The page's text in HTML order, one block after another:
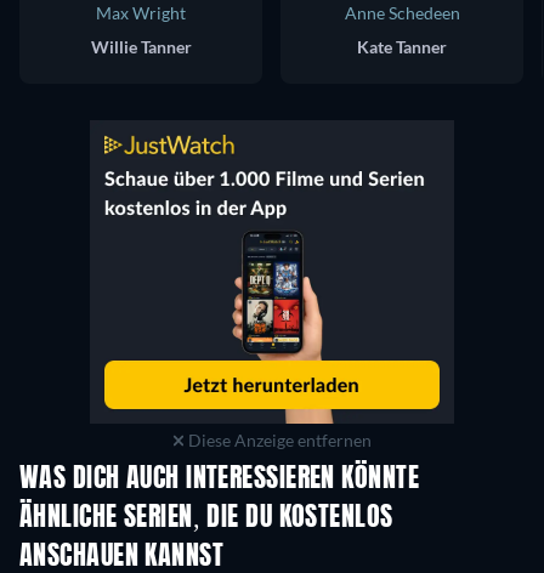
Max Wright
Willie Tanner
Anne Schedeen
Kate Tanner
Diese Anzeige entfernen
WAS DICH AUCH INTERESSIEREN KÖNNTE
Serie Serie
ÄHNLICHE SERIEN, DIE DU KOSTENLOS
ANSCHAUEN KANNST